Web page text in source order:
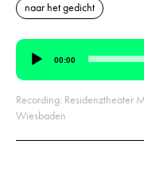
naar het gedicht
Audiospeler
00:00
Recording: Residenztheater
Wiesbaden